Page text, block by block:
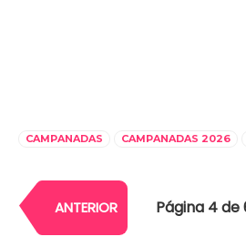
CAMPANADAS CAMPANADAS 2026
ANTERIOR Página 4 de